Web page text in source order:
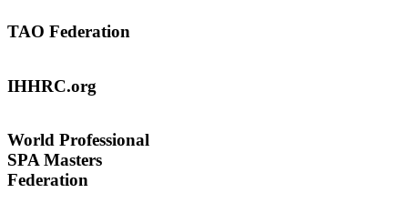
TAO Federation
IHHRC.org
World Professional
SPA Masters
Federation